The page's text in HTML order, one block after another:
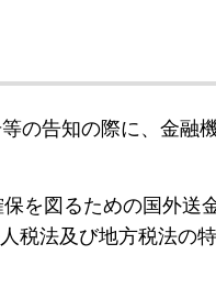
の告知の際に、金融
を図るための国外送
税法及び地方税法の